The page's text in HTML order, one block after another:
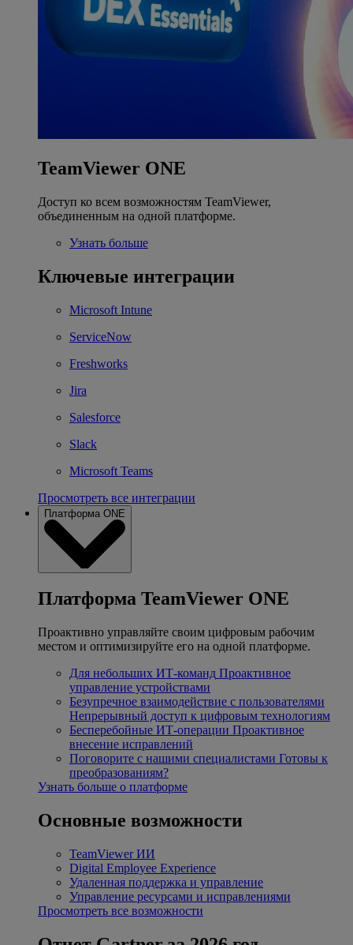
TeamViewer ONE
Доступ ко всем возможностям TeamViewer,
объединенным на одной платформе.
Узнать больше
Ключевые интеграции
Microsoft Intune
ServiceNow
Freshworks
Jira
Salesforce
Slack
Microsoft Teams
Просмотреть все интеграции
Платформа ONE
Платформа TeamViewer ONE
Проактивно управляйте своим цифровым рабочим
местом и оптимизируйте его на одной платформе.
Для небольших ИТ-команд Проактивное
управление устройствами
Безупречное взаимодействие с пользователями
Непрерывный доступ к цифровым технологиям
Бесперебойные ИТ-операции Проактивное
внесение исправлений
Поговорите с нашими специалистами Готовы к
преобразованиям?
Узнать больше о платформе
Основные возможности
TeamViewer ИИ
Digital Employee Experience
Удаленная поддержка и управление
Управление ресурсами и исправлениями
Просмотреть все возможности